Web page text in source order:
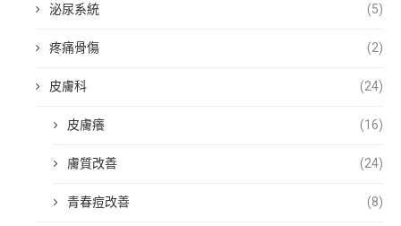
泌尿系統 (5)
疼痛骨傷 (2)
皮膚科 (24)
皮膚癢 (16)
膚質改善 (24)
青春痘改善 (8)